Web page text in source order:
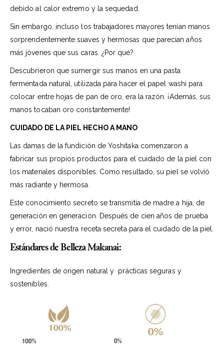
debido al calor extremo y la sequedad.
Sin embargo, incluso los trabajadores mayores tenían manos
sorprendentemente suaves y hermosas que parecían años
más jóvenes que sus caras. ¿Por qué?
Descubrieron que sumergir sus manos en una pasta
fermentada natural, utilizada para hacer el papel washi para
colocar entre hojas de pan de oro, era la razón. ¡Además, sus
manos tocaban oro constantemente!
CUIDADO DE LA PIEL HECHO A MANO
Las damas de la fundición de Yoshitaka comenzaron a
fabricar sus propios productos para el cuidado de la piel con
los materiales disponibles. Como resultado, su piel se volvió
más radiante y hermosa.
Este conocimiento secreto se transmitía de madre a hija, de
generación en generación. Después de cien años de prueba
y error, nació nuestra receta secreta para el cuidado de la piel.
Estándares de Belleza Makanai:
Ingredientes de origen natural y prácticas seguras y
sostenibles.